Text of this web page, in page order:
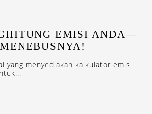
EMISI ANDA—
yang menyediakan kalkulator emisi